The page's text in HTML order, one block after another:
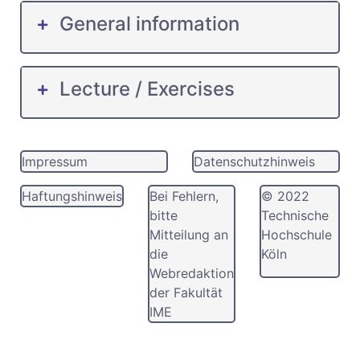
General information
Lecture / Exercises
Impressum Datenschutzhinweis
Haftungshinweis
Bei Fehlern,
bitte
Mitteilung an
die
Webredaktion
der Fakultät
IME
© 2022
Technische
Hochschule
Köln